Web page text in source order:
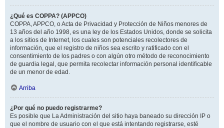
¿Qué es COPPA? (APPCO)
COPPA, APPCO, o Acta de Privacidad y Protección de Niños menores de
13 años del año 1998, es una ley de los Estados Unidos, donde se solicita
a los sitios de Internet, los cuales son potenciales recolectores de
información, que el registro de niños sea escrito y ratificado con el
consentimiento de los padres o con algún otro método de reconocimiento
de guardia legal, que permita recolectar información personal identificable
de un menor de edad.
Arriba
¿Por qué no puedo registrarme?
Es posible que La Administración del sitio haya baneado su dirección IP o
que el nombre de usuario con el que está intentando registrarse, esté